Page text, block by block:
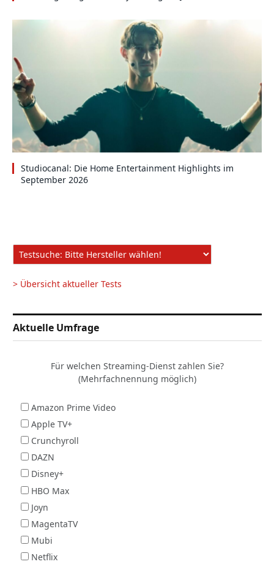
Studiocanal: Die Home Entertainment Highlights im
September 2026
> Übersicht aktueller Tests
Aktuelle Umfrage
Für welchen Streaming-Dienst zahlen Sie?
(Mehrfachnennung möglich)
Amazon Prime Video
Apple TV+
Crunchyroll
DAZN
Disney+
HBO Max
Joyn
MagentaTV
Mubi
Netflix